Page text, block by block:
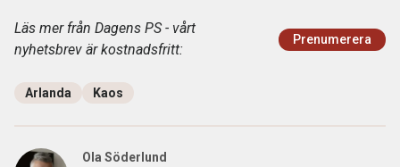
Läs mer från Dagens PS - vårt
nyhetsbrev är kostnadsfritt:
Prenumerera
Arlanda Kaos
Ola Söderlund